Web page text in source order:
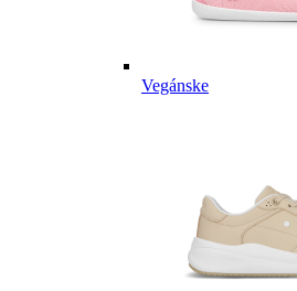
Vegánske